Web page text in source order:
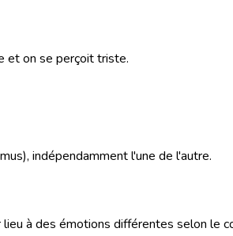
et on se perçoit triste.
indépendamment l'une de l'autre.
à des émotions différentes selon le